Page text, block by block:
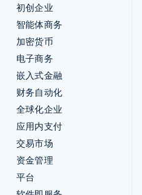
初创企业
智能体商务
加密货币
电子商务
嵌入式金融
财务自动化
全球化企业
应用内支付
交易市场
资金管理
平台